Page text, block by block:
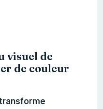
visuel de
de couleur